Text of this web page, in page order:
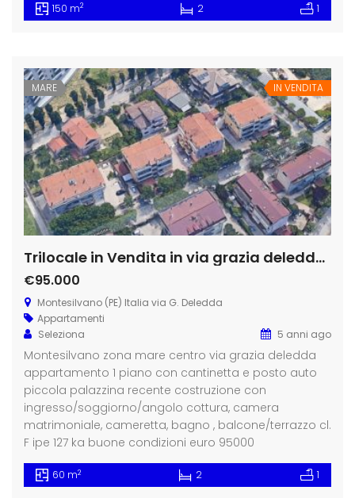
150 m2 2 1
MARE IN VENDITA
Trilocale in Vendita in via grazia deledda a Montesilvano Spiaggia
€95.000
Montesilvano (PE) Italia via G. Deledda
Appartamenti
Seleziona
5 anni ago
Montesilvano zona mare centro via grazia deledda
appartamento 1 piano con cantinetta e posto auto
piccola palazzina recente costruzione con
ingresso/soggiorno/angolo cottura, camera
matrimoniale, cameretta, bagno , balcone/terrazzo cl.
F ipe 127 ka buone condizioni euro 95000
60 m2 2 1